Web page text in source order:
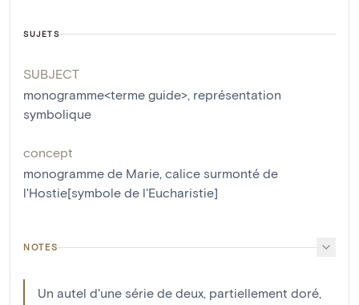
SUJETS
SUBJECT
monogramme<terme guide>, représentation
symbolique
concept
monogramme de Marie, calice surmonté de
l'Hostie[symbole de l'Eucharistie]
NOTES
Un autel d'une série de deux, partiellement doré,